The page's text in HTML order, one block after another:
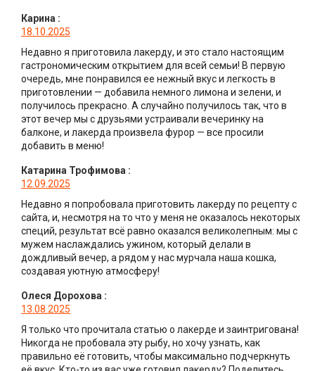
Карина :
18.10.2025
Недавно я приготовила лакерду, и это стало настоящим
гастрономическим открытием для всей семьи! В первую
очередь, мне понравился ее нежный вкус и легкость в
приготовлении — добавила немного лимона и зелени, и
получилось прекрасно. А случайно получилось так, что в
этот вечер мы с друзьями устраивали вечеринку на
балконе, и лакерда произвела фурор — все просили
добавить в меню!
Катарина Трофимова :
12.09.2025
Недавно я попробовала приготовить лакерду по рецепту с
сайта, и, несмотря на то что у меня не оказалось некоторых
специй, результат всё равно оказался великолепным: мы с
мужем наслаждались ужином, который делали в
дождливый вечер, а рядом у нас мурчала наша кошка,
создавая уютную атмосферу!
Олеся Дорохова :
13.08.2025
Я только что прочитала статью о лакерде и заинтригована!
Никогда не пробовала эту рыбу, но хочу узнать, как
правильно её готовить, чтобы максимально подчеркнуть